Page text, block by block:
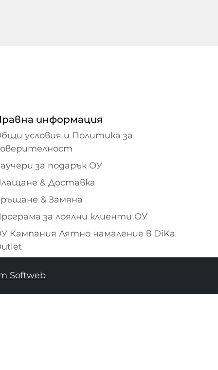
информация
условия и Политика за
за подарък ОУ
& Доставка
& Замяна
за лоялни клиенти ОУ
Кампания Лятно намаление в DiKa
Softweb